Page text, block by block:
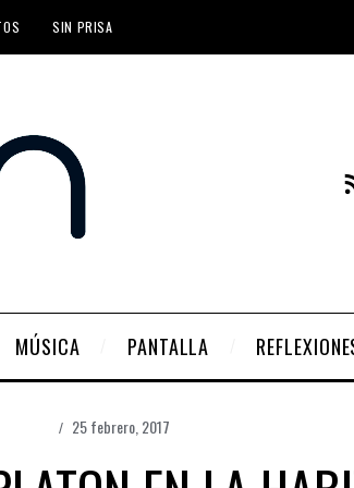
SIN PRISA
MÚSICA PANTALLA
25 febrero, 2017